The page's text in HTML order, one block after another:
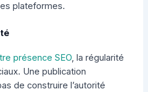
plateformes.
présence SEO, la régularité
Une publication
de construire l’autorité